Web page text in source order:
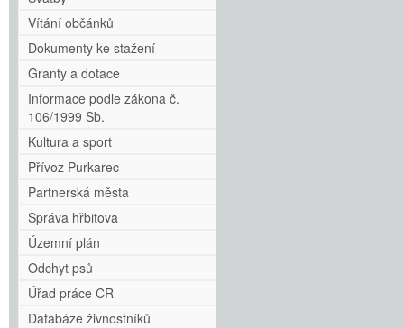
Vítání občánků
Dokumenty ke stažení
Granty a dotace
Informace podle zákona č.
106/1999 Sb.
Kultura a sport
Přívoz Purkarec
Partnerská města
Správa hřbitova
Územní plán
Odchyt psů
Úřad práce ČR
Databáze živnostníků